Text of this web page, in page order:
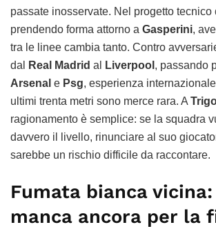
passate inosservate. Nel progetto tecnico
prendendo forma attorno a Gasperini,
tra le linee cambia tanto. Contro
dal
Real Madrid al Liverpool , passando
Arsenal e Psg, esperienza
ultimi trenta metri sono merce rara. A
ragionamento è semplice: se la squadra
davvero il livello, rinunciare al suo
sarebbe un rischio difficile da raccontare.
Fumata bianca
manca ancora per la